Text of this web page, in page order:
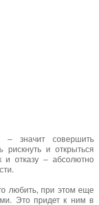
значит совершить
рискнуть и открыться
и отказу – абсолютно
любить, при этом еще
Это придет к ним в